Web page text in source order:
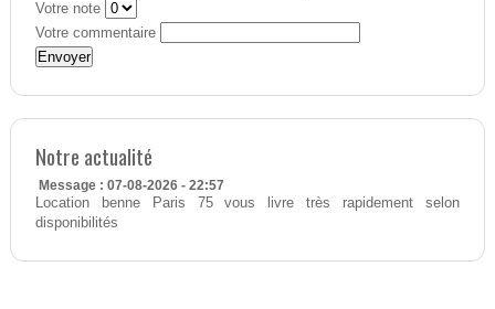
Votre note
Votre commentaire
Notre actualité
Message : 07-08-2026 - 22:57
Location benne Paris 75 vous livre très rapidement selon
disponibilités